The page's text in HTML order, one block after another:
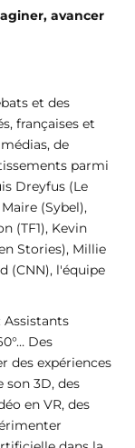
avancer
et des
françaises et
de
parmi
Dreyfus (Le
(Sybel),
(TF1), Kevin
Stories), Millie
(CNN), l'équipe
Assistants
Des
des expériences
son 3D, des
en VR, des